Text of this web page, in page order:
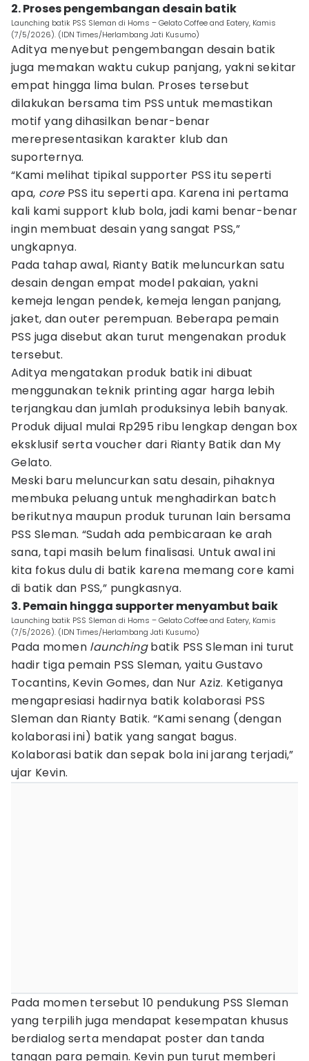
2. Proses pengembangan desain batik
Launching batik PSS Sleman di Homs – Gelato Coffee and Eatery, Kamis
(7/5/2026). (IDN Times/Herlambang Jati Kusumo)
Aditya menyebut pengembangan desain batik
juga memakan waktu cukup panjang, yakni sekitar
empat hingga lima bulan. Proses tersebut
dilakukan bersama tim PSS untuk memastikan
motif yang dihasilkan benar-benar
merepresentasikan karakter klub dan
suporternya.
“Kami melihat tipikal supporter PSS itu seperti
apa, corePSS itu seperti apa. Karena ini pertama
kali kami support klub bola, jadi kami benar-benar
ingin membuat desain yang sangat PSS,”
ungkapnya.
Pada tahap awal, Rianty Batik meluncurkan satu
desain dengan empat model pakaian, yakni
kemeja lengan pendek, kemeja lengan panjang,
jaket, dan outer perempuan. Beberapa pemain
PSS juga disebut akan turut mengenakan produk
tersebut.
Aditya mengatakan produk batik ini dibuat
menggunakan teknik printing agar harga lebih
terjangkau dan jumlah produksinya lebih banyak.
Produk dijual mulai Rp295 ribu lengkap dengan box
eksklusif serta voucher dari Rianty Batik dan My
Gelato.
Meski baru meluncurkan satu desain, pihaknya
membuka peluang untuk menghadirkan batch
berikutnya maupun produk turunan lain bersama
PSS Sleman. “Sudah ada pembicaraan ke arah
sana, tapi masih belum finalisasi. Untuk awal ini
kita fokus dulu di batik karena memang core kami
di batik dan PSS,” pungkasnya.
3. Pemain hingga supporter menyambut baik
Launching batik PSS Sleman di Homs – Gelato Coffee and Eatery, Kamis
(7/5/2026). (IDN Times/Herlambang Jati Kusumo)
Pada momen launchingbatik PSS Sleman ini turut
hadir tiga pemain PSS Sleman, yaitu Gustavo
Tocantins, Kevin Gomes, dan Nur Aziz. Ketiganya
mengapresiasi hadirnya batik kolaborasi PSS
Sleman dan Rianty Batik. “Kami senang (dengan
kolaborasi ini) batik yang sangat bagus.
Kolaborasi batik dan sepak bola ini jarang terjadi,”
ujar Kevin.
Pada momen tersebut 10 pendukung PSS Sleman
yang terpilih juga mendapat kesempatan khusus
berdialog serta mendapat poster dan tanda
tangan para pemain. Kevin pun turut memberi